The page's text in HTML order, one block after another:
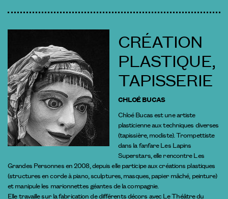
CRÉATION
PLASTIQUE,
TAPISSERIE
CHLOÉ BUCAS
Chloé Bucas est une artiste
plasticienne aux techniques diverses
(tapissière, modiste). Trompettiste
dans la fanfare Les Lapins
Superstars, elle rencontre Les
Grandes Personnes en 2008, depuis elle participe aux créations plastiques
(structures en corde à piano, sculptures, masques, papier mâché, peinture)
et manipule les marionnettes géantes de la compagnie.
Elle travaille sur la fabrication de différents décors avec Le Théâtre du